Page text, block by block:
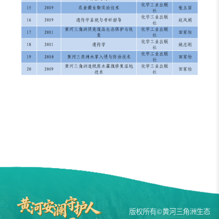
版权所有©黄河三角洲生态